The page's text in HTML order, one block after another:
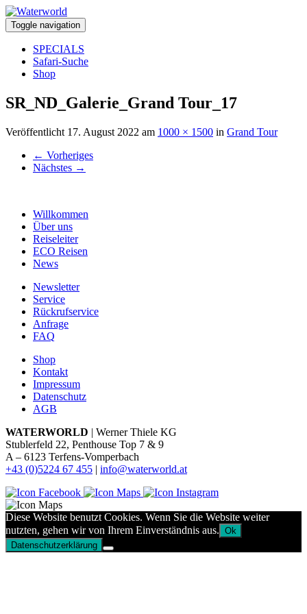
Toggle navigation
SPECIALS
Safari-Suche
Shop
SR_ND_Galerie_Grand Tour_17
Veröffentlicht 17. August 2022 am 1000 × 1500 in Grand Tour
← Vorheriges
Nächstes →
Willkommen
Über uns
Reiseleiter
ECO Reisen
News
Newsletter
Service
Rückrufservice
Anfrage
FAQ
Shop
Kontakt
Impressum
Datenschutz
AGB
WATERWORLD | Werner Thiele KG
Stublerfeld 22, Penthouse Top 7 & 9
A – 6123 Terfens-Vomperbach
+43 (0)5224 67 455 | info@waterworld.at
Diese Website benutzt Cookies. Wenn Sie die Website weiter
nutzten, gehen wir von Ihrem Einverständnis aus. Ok
Datenschutzerklärung